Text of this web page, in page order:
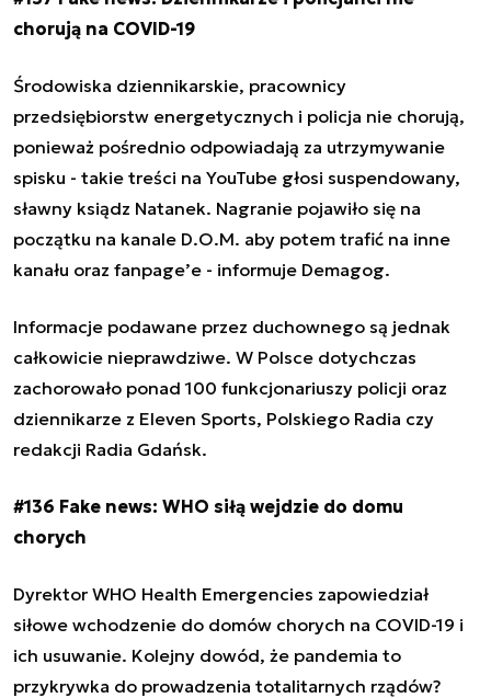
chorują na COVID-19
Środowiska dziennikarskie, pracownicy
przedsiębiorstw energetycznych i policja nie chorują,
ponieważ pośrednio odpowiadają za utrzymywanie
spisku - takie treści na YouTube głosi suspendowany,
sławny ksiądz Natanek. Nagranie pojawiło się na
początku na kanale D.O.M. aby potem trafić na inne
kanału oraz fanpage’e - informuje Demagog.
Informacje podawane przez duchownego są jednak
całkowicie nieprawdziwe. W Polsce dotychczas
zachorowało ponad 100 funkcjonariuszy policji oraz
dziennikarze z Eleven Sports, Polskiego Radia czy
redakcji Radia Gdańsk.
#136 Fake news: WHO siłą wejdzie do domu
chorych
Dyrektor WHO Health Emergencies zapowiedział
siłowe wchodzenie do domów chorych na COVID-19 i
ich usuwanie. Kolejny dowód, że pandemia to
przykrywka do prowadzenia totalitarnych rządów?